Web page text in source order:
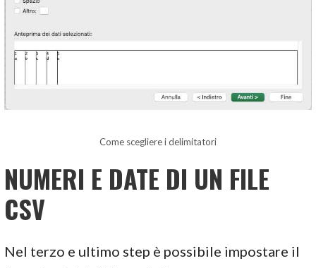
Come scegliere i delimitatori
NUMERI E DATE DI UN FILE
CSV
Nel terzo e ultimo step è possibile impostare il